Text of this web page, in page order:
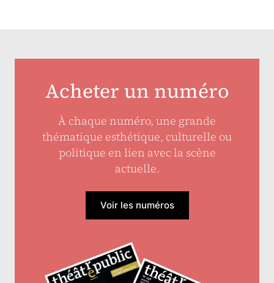
Acheter un numéro
À chaque numéro, une grande
thématique esthétique, culturelle ou
politique en lien avec la scène
actuelle.
Voir les numéros